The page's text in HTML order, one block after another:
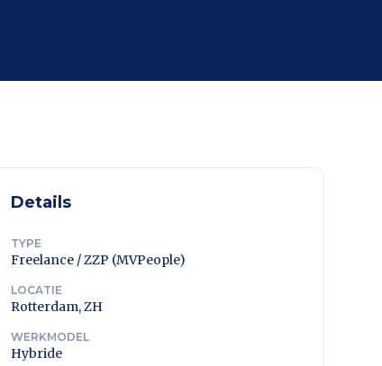
Details
TYPE
Freelance / ZZP (MVPeople)
LOCATIE
Rotterdam, ZH
WERKMODEL
Hybride